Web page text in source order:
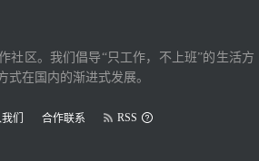
社区。我们倡导“只工作，不上班”的生活方
式在国内的渐进式发展。
们 合作联系 RSS